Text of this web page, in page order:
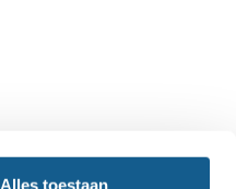
Alles toestaan